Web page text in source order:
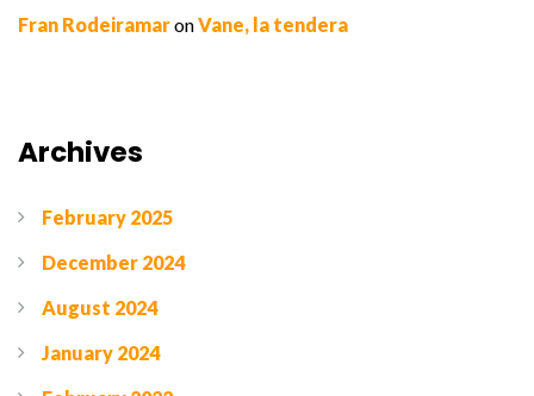
Fran RodeiramaronVane, la tendera
Archives
February 2025
December 2024
August 2024
January 2024